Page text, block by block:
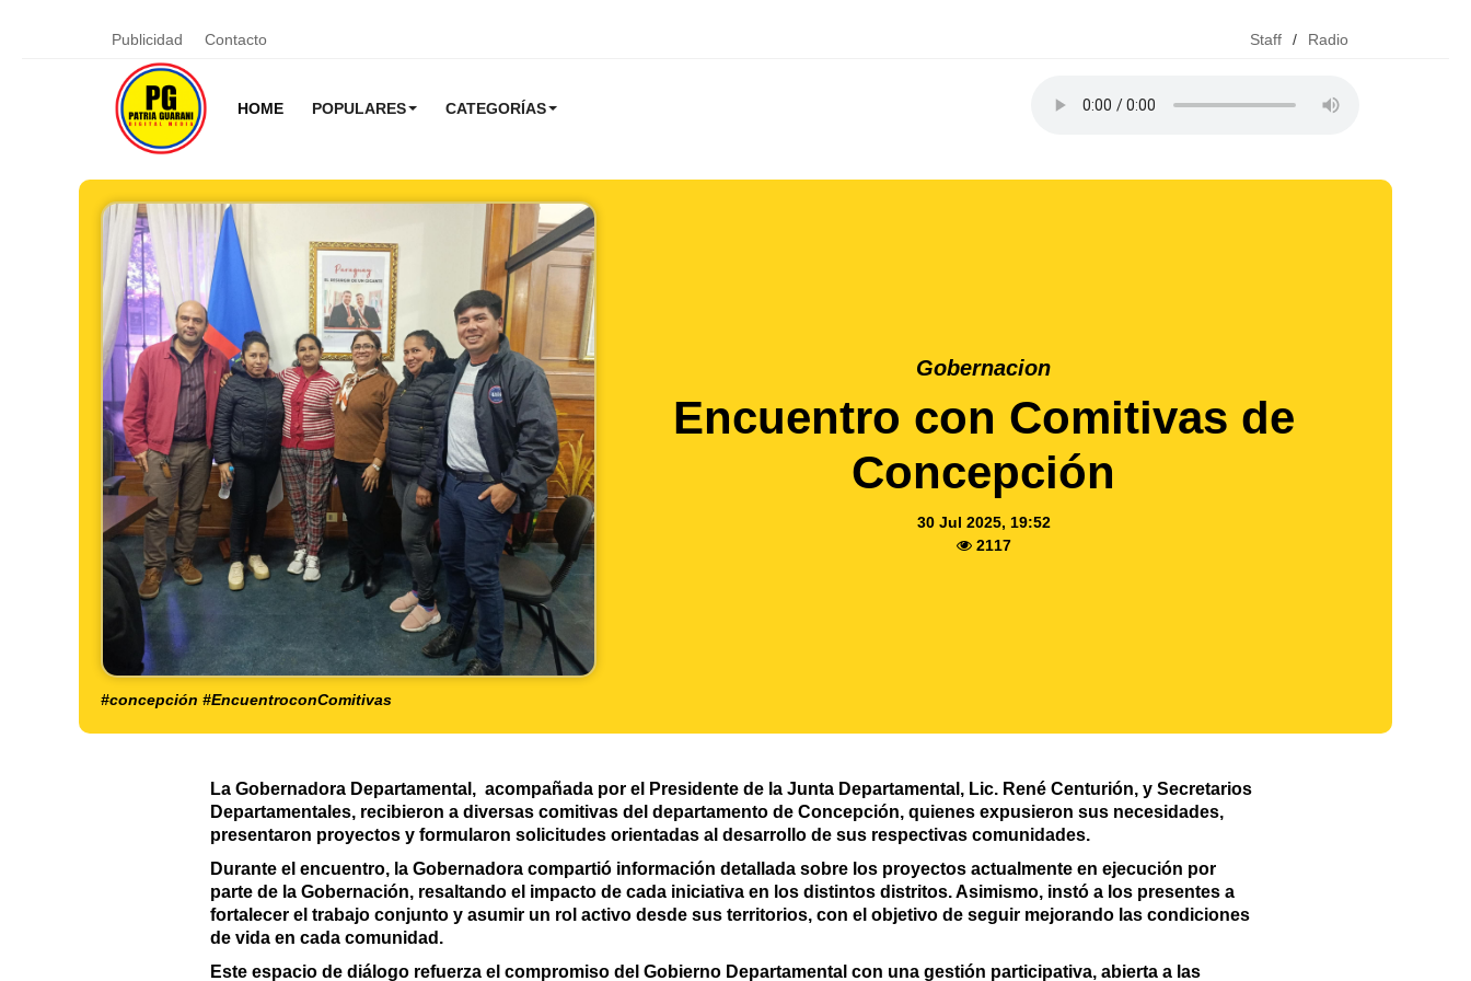
Publicidad Contacto Staff / Radio
HOME POPULARES CATEGORÍAS
#concepción #EncuentroconComitivas
Gobernacion
Encuentro con Comitivas de
Concepción
30 Jul 2025, 19:52
2117
La Gobernadora Departamental, acompañada por el Presidente de la Junta Departamental, Lic. René Centurión, y Secretarios
Departamentales, recibieron a diversas comitivas del departamento de Concepción, quienes expusieron sus necesidades,
presentaron proyectos y formularon solicitudes orientadas al desarrollo de sus respectivas comunidades.
Durante el encuentro, la Gobernadora compartió información detallada sobre los proyectos actualmente en ejecución por
parte de la Gobernación, resaltando el impacto de cada iniciativa en los distintos distritos. Asimismo, instó a los presentes a
fortalecer el trabajo conjunto y asumir un rol activo desde sus territorios, con el objetivo de seguir mejorando las condiciones
de vida en cada comunidad.
Este espacio de diálogo refuerza el compromiso del Gobierno Departamental con una gestión participativa, abierta a las